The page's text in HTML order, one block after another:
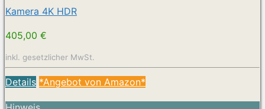
Kamera 4K HDR
405,00 €
inkl. gesetzlicher MwSt.
Details *Angebot von Amazon*